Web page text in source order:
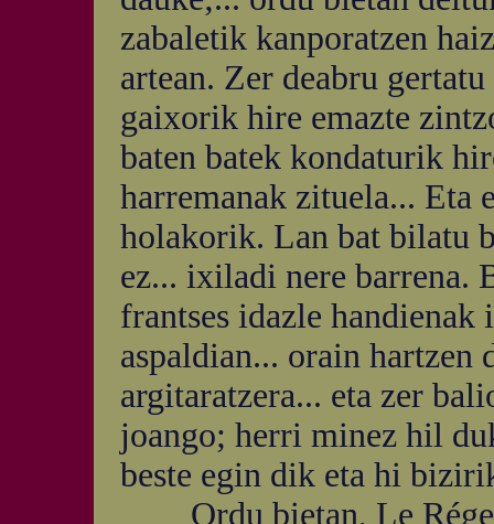
zabaletik kanporatzen
artean. Zer deabru
gaixorik hire emazte
baten batek kondaturik
harremanak zituela... Eta
holakorik. Lan bat bilatu
ez... ixiladi nere barrena.
frantses idazle
aspaldian... orain
argitaratzera... eta zer
joango; herri minez hil
beste egin dik eta hi
Ordu bietan, Le